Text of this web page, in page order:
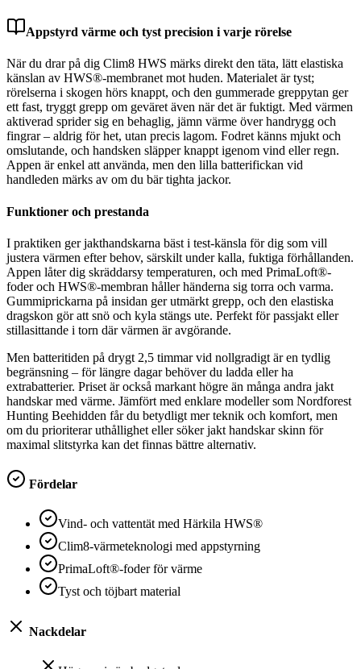
Appstyrd värme och tyst precision i varje rörelse
När du drar på dig Clim8 HWS märks direkt den täta, lätt elastiska
känslan av HWS®-membranet mot huden. Materialet är tyst;
rörelserna i skogen hörs knappt, och den gummerade greppytan ger
ett fast, tryggt grepp om geväret även när det är fuktigt. Med värmen
aktiverad sprider sig en behaglig, jämn värme över handrygg och
fingrar – aldrig för het, utan precis lagom. Fodret känns mjukt och
omslutande, och handsken släpper knappt igenom vind eller regn.
Appen är enkel att använda, men den lilla batterifickan vid
handleden märks av om du bär tighta jackor.
Funktioner och prestanda
I praktiken ger jakthandskarna bäst i test-känsla för dig som vill
justera värmen efter behov, särskilt under kalla, fuktiga förhållanden.
Appen låter dig skräddarsy temperaturen, och med PrimaLoft®-
foder och HWS®-membran håller händerna sig torra och varma.
Gummiprickarna på insidan ger utmärkt grepp, och den elastiska
dragskon gör att snö och kyla stängs ute. Perfekt för passjakt eller
stillasittande i torn där värmen är avgörande.
Men batteritiden på drygt 2,5 timmar vid nollgradigt är en tydlig
begränsning – för längre dagar behöver du ladda eller ha
extrabatterier. Priset är också markant högre än många andra jakt
handskar med värme. Jämfört med enklare modeller som Nordforest
Hunting Beehidden får du betydligt mer teknik och komfort, men
om du prioriterar uthållighet eller söker jakt handskar skinn för
maximal slitstyrka kan det finnas bättre alternativ.
Fördelar
Vind- och vattentät med Härkila HWS®
Clim8-värmeteknologi med appstyrning
PrimaLoft®-foder för värme
Tyst och töjbart material
Nackdelar